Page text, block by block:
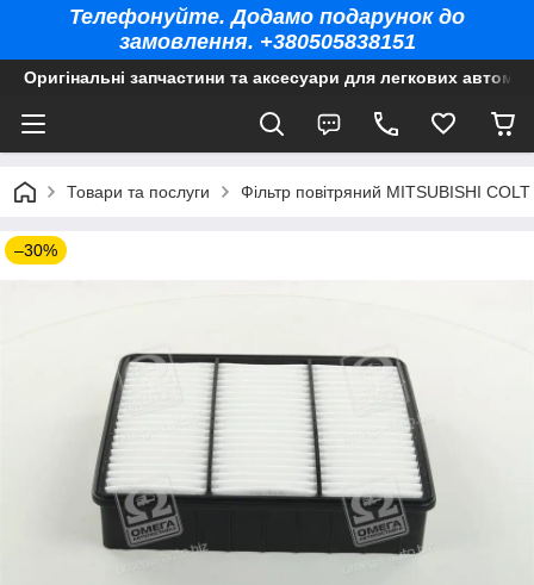
Телефонуйте. Додамо подарунок до
замовлення. +380505838151
Оригінальні запчастини та аксесуари для легкових
Товари та послуги Фільтр повітряний MITSUBISHI
–30%